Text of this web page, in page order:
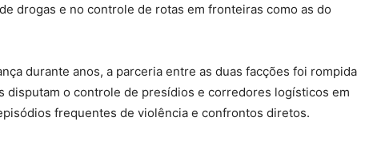
drogas e no controle de rotas em fronteiras como as do
durante anos, a parceria entre as duas facções foi rompida
disputam o controle de presídios e corredores logísticos em
frequentes de violência e confrontos diretos.